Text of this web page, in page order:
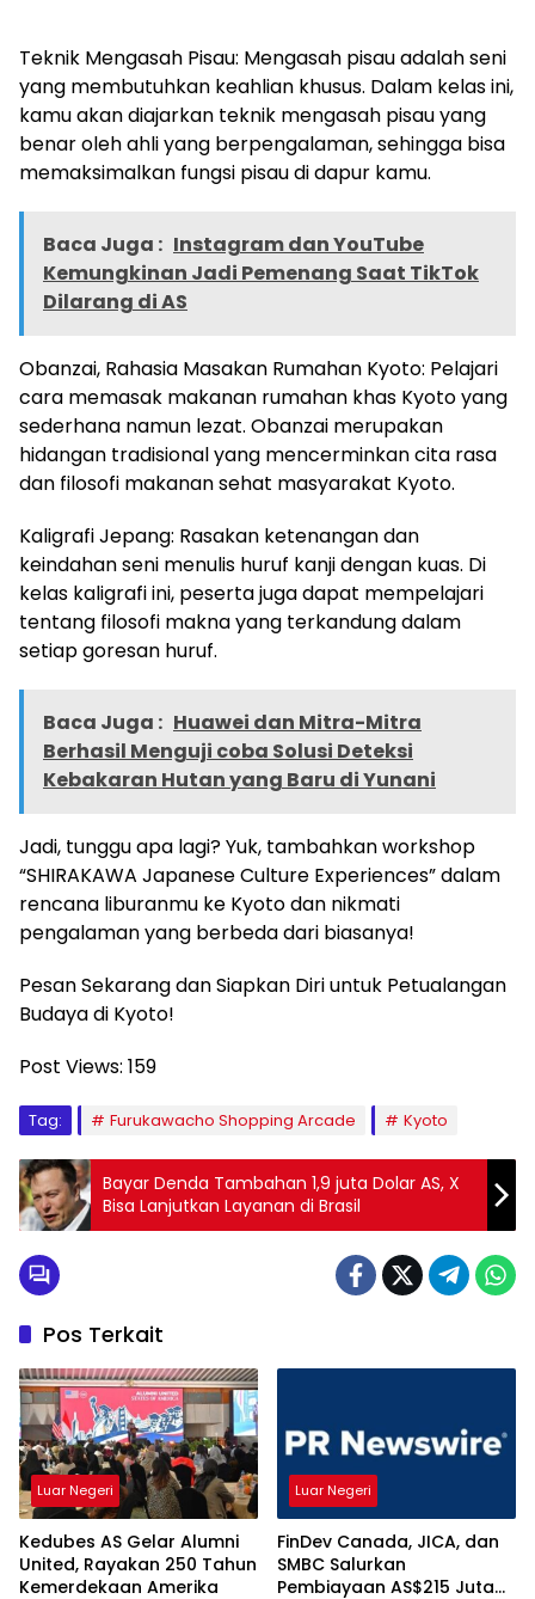
Teknik Mengasah Pisau: Mengasah pisau adalah seni
yang membutuhkan keahlian khusus. Dalam kelas ini,
kamu akan diajarkan teknik mengasah pisau yang
benar oleh ahli yang berpengalaman, sehingga bisa
memaksimalkan fungsi pisau di dapur kamu.
Baca Juga : Instagram dan YouTube
Kemungkinan Jadi Pemenang Saat TikTok
Dilarang di AS
Obanzai, Rahasia Masakan Rumahan Kyoto: Pelajari
cara memasak makanan rumahan khas Kyotoyang
sederhana namun lezat. Obanzai merupakan
hidangan tradisional yang mencerminkan cita rasa
dan filosofi makanan sehat masyarakat Kyoto.
Kaligrafi Jepang: Rasakan ketenangan dan
keindahan seni menulis huruf kanji dengan kuas. Di
kelas kaligrafi ini, peserta juga dapat mempelajari
tentang filosofi makna yang terkandung dalam
setiap goresan huruf.
Baca Juga : Huawei dan Mitra-Mitra
Berhasil Menguji coba Solusi Deteksi
Kebakaran Hutan yang Baru di Yunani
Jadi, tunggu apa lagi? Yuk, tambahkan workshop
“SHIRAKAWA Japanese Culture Experiences” dalam
rencana liburanmu ke Kyotodan nikmati
pengalaman yang berbeda dari biasanya!
Pesan Sekarang dan Siapkan Diri untuk Petualangan
Budaya di Kyoto!
Post Views: 159
Tag: Furukawacho Shopping Arcade Kyoto
Bayar Denda Tambahan 1,9 juta Dolar AS, X
Bisa Lanjutkan Layanan di Brasil
Pos Terkait
Luar Negeri
Kedubes AS Gelar Alumni
United, Rayakan 250 Tahun
Kemerdekaan Amerika
Luar Negeri
FinDev Canada, JICA, dan
SMBC Salurkan
Pembiayaan AS$215 Juta